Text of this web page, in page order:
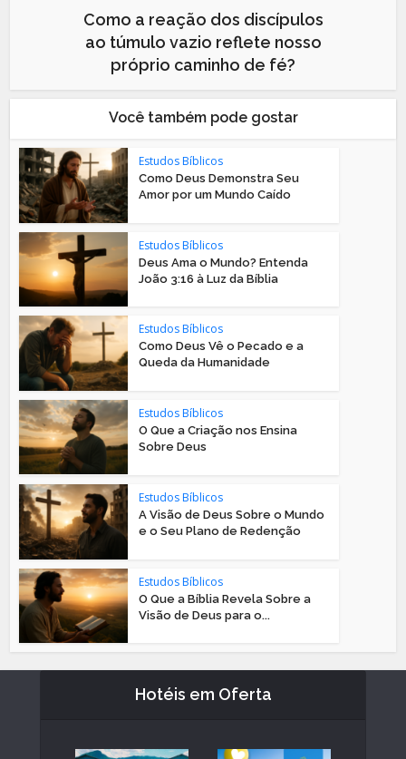
Como a reação dos discípulos
ao túmulo vazio reflete nosso
próprio caminho de fé?
Você também pode gostar
Estudos Bíblicos
Como Deus Demonstra Seu
Amor por um Mundo Caído
Estudos Bíblicos
Deus Ama o Mundo? Entenda
João 3:16 à Luz da Bíblia
Estudos Bíblicos
Como Deus Vê o Pecado e a
Queda da Humanidade
Estudos Bíblicos
O Que a Criação nos Ensina
Sobre Deus
Estudos Bíblicos
A Visão de Deus Sobre o Mundo
e o Seu Plano de Redenção
Estudos Bíblicos
O Que a Bíblia Revela Sobre a
Visão de Deus para o...
Hotéis em Oferta